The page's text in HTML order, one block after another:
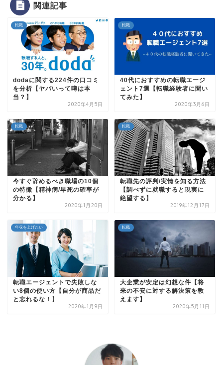
関連記事
転職
dodaに関する224件の口コミ
を分析【ヤバいって噂は本
当？】
2020年4月5日
転職
40代におすすめの転職エージ
ェント7選【転職経験者に聞い
てみた】
2020年3月6日
転職
今すぐ辞めるべき職場の10個
の特徴【精神病/早死の確率が
分かる】
2020年1月20日
転職
転職先の評判/実情を知る方法
【調べずに就職すると現実に
絶望する】
2019年12月17日
年収を上げたい
転職エージェントで失敗しな
い8個の使い方【自分が商品だ
と忘れるな！】
2020年1月9日
転職
大企業が安定は幻想な件【将
来の不安に対する解決策を教
えます】
2020年5月11日